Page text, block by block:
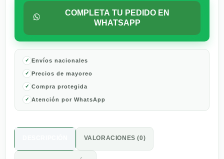
COMPLETA TU PEDIDO EN
WHATSAPP
Envíos nacionales
Precios de mayoreo
Compra protegida
Atención por WhatsApp
VALORACIONES (0)